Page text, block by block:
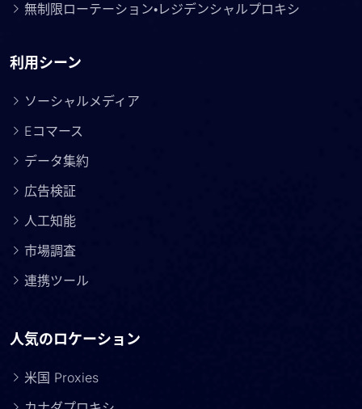
無制限ローテーション・レジデンシャルプロキシ
利用シーン
ソーシャルメディア
Eコマース
データ集約
広告検証
人工知能
市場調査
連携ツール
人気のロケーション
米国 Proxies